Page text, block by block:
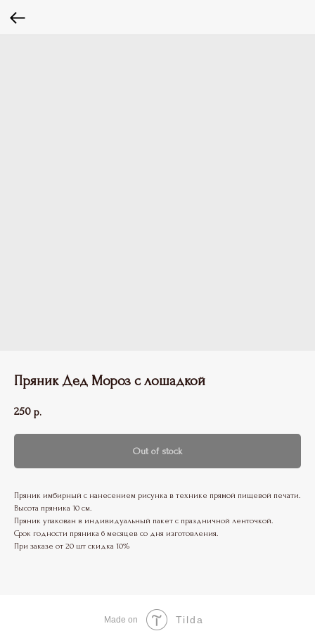
Пряник Дед Мороз с лошадкой
250 р.
Out of stock
Пряник имбирный с нанесением рисунка в технике прямой пищевой печати.
Высота пряника 10 см.
Пряник упакован в индивидуальный пакет с праздничной ленточкой.
Срок годности пряника 6 месяцев со дня изготовления.
При заказе от 20 шт скидка 10%
Made on Tilda